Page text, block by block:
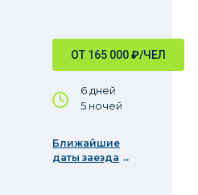
ОТ 165 000₽/ЧЕЛ
6 дней
5 ночей
Ближайшие
даты заезда